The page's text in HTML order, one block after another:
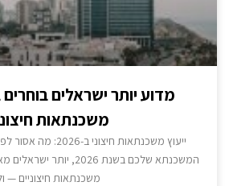
מדוע יותר ישראלים בוחרים
משכנתאות
ייעוץ משכנתאות
המשכנתא שלכם בשנת 2026,
משכנתאות חיצוניים —